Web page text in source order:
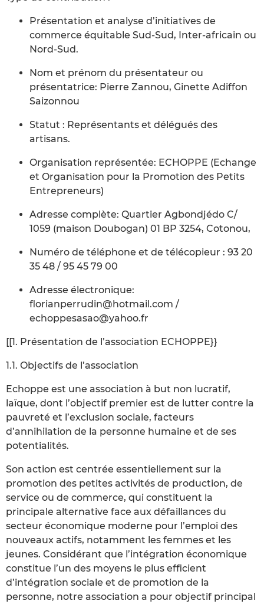
Présentation et analyse d’initiatives de
commerce équitable Sud-Sud, Inter-africain ou
Nord-Sud.
Nom et prénom du présentateur ou
présentatrice: Pierre Zannou, Ginette Adiffon
Saizonnou
Statut : Représentants et délégués des
artisans.
Organisation représentée: ECHOPPE (Echange
et Organisation pour la Promotion des Petits
Entrepreneurs)
Adresse complète: Quartier Agbondjédo C/
1059 (maison Doubogan) 01 BP 3254, Cotonou,
Numéro de téléphone et de télécopieur : 93 20
35 48 / 95 45 79 00
Adresse électronique:
florianperrudin@hotmail.com /
echoppesasao@yahoo.fr
[[1. Présentation de l’association ECHOPPE}}
1.1. Objectifs de l’association
Echoppe est une association à but non lucratif,
laïque, dont l’objectif premier est de lutter contre la
pauvreté et l’exclusion sociale, facteurs
d’annihilation de la personne humaine et de ses
potentialités.
Son action est centrée essentiellement sur la
promotion des petites activités de production, de
service ou de commerce, qui constituent la
principale alternative face aux défaillances du
secteur économique moderne pour l’emploi des
nouveaux actifs, notamment les femmes et les
jeunes. Considérant que l’intégration économique
constitue l’un des moyens le plus efficient
d’intégration sociale et de promotion de la
personne, notre association a pour objectif principal